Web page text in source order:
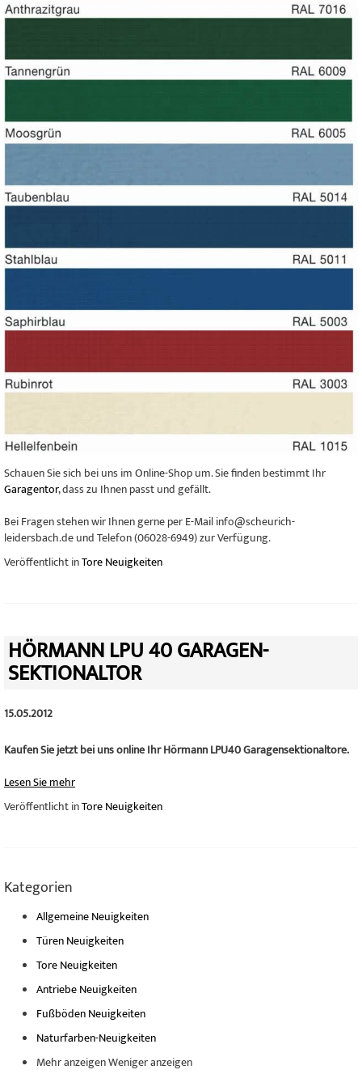
Schauen Sie sich bei uns im Online-Shop um. Sie finden bestimmt Ihr
Garagentor, dass zu Ihnen passt und gefällt.
Bei Fragen stehen wir Ihnen gerne per E-Mail info@scheurich-
leidersbach.de und Telefon (06028-6949) zur Verfügung.
Veröffentlicht inTore Neuigkeiten
HÖRMANN LPU 40 GARAGEN-
SEKTIONALTOR
15.05.2012
Kaufen Sie jetzt bei uns online Ihr Hörmann LPU40 Garagensektionaltore.
Lesen Sie mehr
Veröffentlicht inTore Neuigkeiten
Kategorien
Allgemeine Neuigkeiten
Türen Neuigkeiten
Tore Neuigkeiten
Antriebe Neuigkeiten
Fußböden Neuigkeiten
Naturfarben-Neuigkeiten
Mehr anzeigenWeniger anzeigen